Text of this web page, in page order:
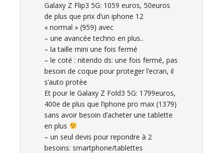
Galaxy Z Flip3 5G: 1059 euros, 50euros
de plus que prix d’un iphone 12
« normal » (959) avec
– une avancée techno en plus..
– la taille mini une fois fermé
– le coté : nitendo ds: une fois fermé, pas
besoin de coque pour proteger l’ecran, il
s’auto protèe
Et pour le Galaxy Z Fold3 5G: 1799euros,
400e de plus que l’iphone pro max (1379)
sans avoir besoin d’acheter une tablette
en plus
– un seul devis pour repondre à 2
besoins: smartphone/tablettes